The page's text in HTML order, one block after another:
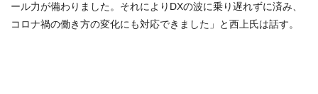
ール力が備わりました。それによりDXの波に乗り遅れずに済み、
コロナ禍の働き方の変化にも対応できました」と西上氏は話す。